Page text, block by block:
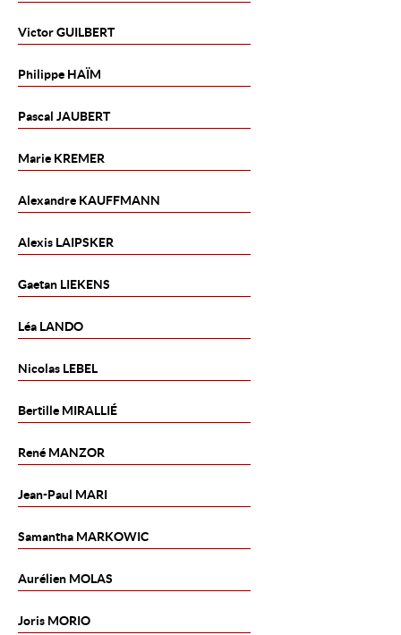
VictorGUILBERT
Philippe HAÏM
Pascal JAUBERT
Marie KREMER
Alexandre KAUFFMANN
Alexis LAIPSKER
Gaetan LIEKENS
Léa LANDO
Nicolas LEBEL
Bertille MIRALLIÉ
René MANZOR
Jean-Paul MARI
Samantha MARKOWIC
Aurélien MOLAS
Joris MORIO